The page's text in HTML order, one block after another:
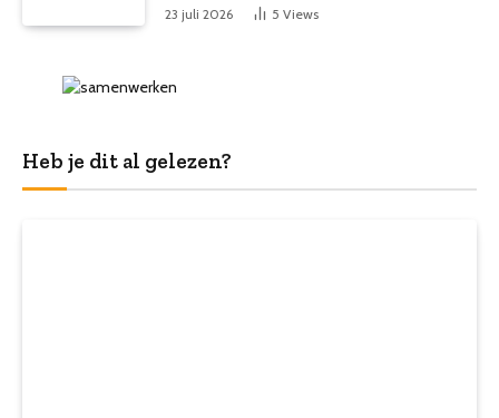
23 juli 2026 5 Views
Heb je dit al gelezen?